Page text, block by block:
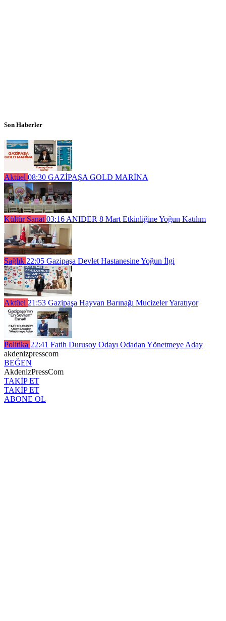
Son Haberler
Aktüel 08:30 GAZİPAŞA GOLD MARİNA
Kültür Sanat 03:16 ANIDER 8 Mart Etkinliğine Yoğun Katılım
Sağlık 22:05 Gazipaşa Devlet Hastanesine Yoğun İlgi
Aktüel 21:53 Gazipaşa Hayvan Barınağı Mucizeler Yaratıyor
Politika 22:41 Fatih Durusoy Odayı Odadan Yönetmeye Aday
akdenizpresscom
BEĞEN
AkdenizPressCom
TAKİP ET
TAKİP ET
ABONE OL